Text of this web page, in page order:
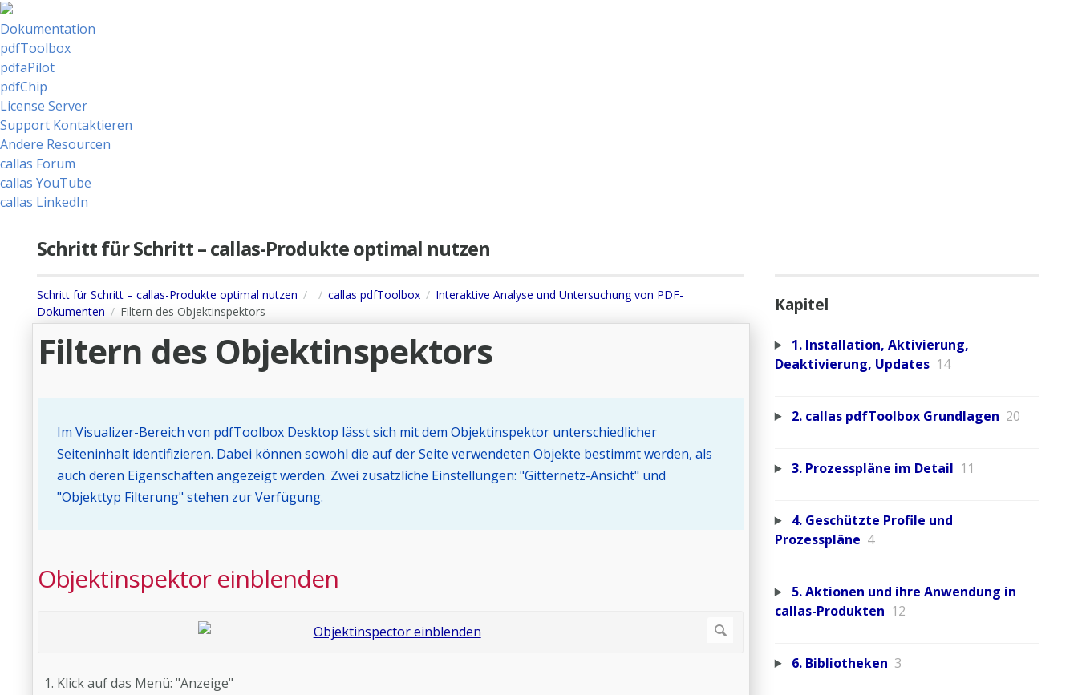
Dokumentation
pdfToolbox
pdfaPilot
pdfChip
License Server
Support Kontaktieren
Andere Resourcen
callas Forum
callas YouTube
callas LinkedIn
Schritt für Schritt – callas-Produkte optimal nutzen
Schritt für Schritt – callas-Produkte optimal nutzen callas pdfToolbox
Interaktive Analyse und Untersuchung von PDF-
Dokumenten
Filtern des Objektinspektors
Filtern des Objektinspektors
Im Visualizer-Bereich von pdfToolbox Desktop lässt sich mit dem Objektinspektor unterschiedlicher
Seiteninhalt identifizieren. Dabei können sowohl die auf der Seite verwendeten Objekte bestimmt werden, als
auch deren Eigenschaften angezeigt werden. Zwei zusätzliche Einstellungen: "Gitternetz-Ansicht" und
"Objekttyp Filterung" stehen zur Verfügung.
Objektinspektor einblenden
Klick auf das Menü: "Anzeige"
Kapitel
1. Installation, Aktivierung,
Deaktivierung, Updates 14
2. callas pdfToolbox Grundlagen 20
3. Prozesspläne im Detail 11
4. Geschützte Profile und
Prozesspläne 4
5. Aktionen und ihre Anwendung in
callas-Produkten 12
6. Bibliotheken 3